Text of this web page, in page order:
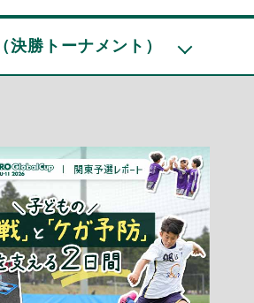
決勝トーナメント）